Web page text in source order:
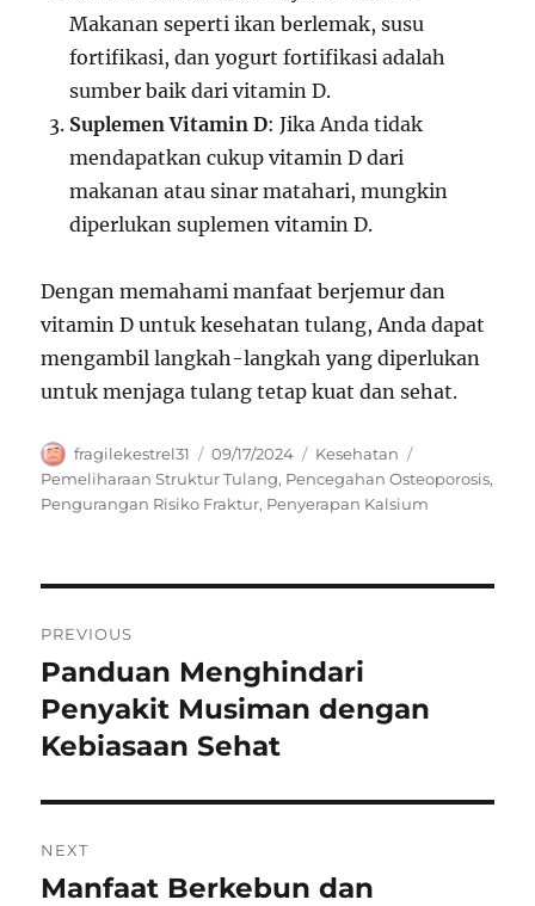
Makanan seperti ikan berlemak, susu
fortifikasi, dan yogurt fortifikasi adalah
sumber baik dari vitamin D.
Suplemen Vitamin D: Jika Anda tidak
mendapatkan cukup vitamin D dari
makanan atau sinar matahari, mungkin
diperlukan suplemen vitamin D.
Dengan memahami manfaat berjemur dan
vitamin D untuk kesehatan tulang, Anda dapat
mengambil langkah-langkah yang diperlukan
untuk menjaga tulang tetap kuat dan sehat.
Author
fragilekestrel31
Posted
on
09/17/2024 Categories
Kesehatan
Pemeliharaan Struktur Tulang, Pencegahan Osteoporosis,
Pengurangan Risiko Fraktur, Penyerapan Kalsium
pos
PREVIOUS
Previous
post:
Panduan Menghindari
Penyakit Musiman dengan
Kebiasaan Sehat
NEXT
Next
Manfaat Berkebun dan